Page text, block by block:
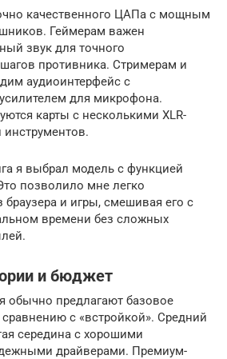
качественного ЦАПа с мощным
Геймерам важен
звук для точного
противника. Стримерам и
аудиоинтерфейс с
для микрофона.
карты с несколькими XLR-
я выбрал модель с функцией
позволило мне легко
браузера и игры, смешивая его с
времени без сложных
и бюджет
предлагают базовое
с «встройкой». Средний
середина с хорошими
драйверами. Премиум-